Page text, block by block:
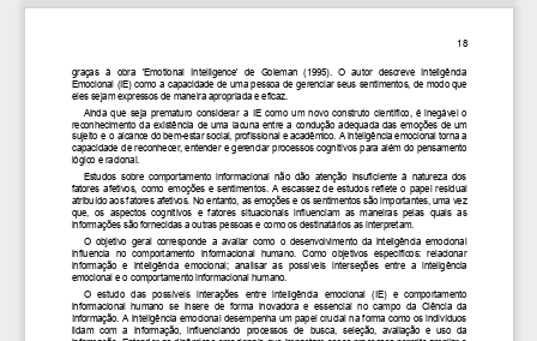
18
graças à obra 'Emotional Intelligence' de Goleman (1995). O autor descreve
Inteligência
Emocional (IE) como a capacidade de uma pessoa de gerenciar seus sentimentos, de modo que
eles sejam expressos de maneira apropriada e eficaz.
Ainda que seja prematuro considerar a IE como um novo construto científico, é inegável o
reconhecimento da existência de uma lacuna entre a condução adequada das emoções de um
sujeito e o alcance do bem-estar social, profissional e acadêmico. A inteligência emocional torna a
capacidade de reconhecer, entender e gerenciar processos cognitivos para além do pensamento
lógico e racional.
Estudos sobre comportamento informacional não dão atenção insuficiente à natureza dos
fatores afetivos, como emoções e sentimentos. A escassez de estudos reflete o papel residual
atribuído aos fatores afetivos. No entanto, as emoções e os sentimentos são importantes, uma vez
que,
os aspectos cognitivos e fatores situacionais influenciam as maneiras pelas quais as
informações são fornecidas a outras pessoas e como os destinatários as interpretam.
O objetivo geral corresponde a avaliar como o desenvolvimento da inteligência emocional
influencia
no comportamento informacional humano. Como objetivos específicos: relacionar
informação
e inteligência emocional; analisar as possíveis interseções entre a
inteligência
emocional e o comportamento informacional humano.
O
estudo das possíveis interações entre inteligência emocional (IE) e
comportamento
informacional humano se insere de forma inovadora e essencial no campo da Ciência da
Informação. A inteligência emocional desempenha um papel crucial na forma como os indivíduos
lidam
com a informação, influenciando processos de busca, seleção, avaliação e uso da